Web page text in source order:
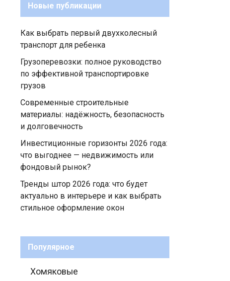
Новые публикации
Как выбрать первый двухколесный
транспорт для ребенка
Грузоперевозки: полное руководство
по эффективной транспортировке
грузов
Современные строительные
материалы: надёжность, безопасность
и долговечность
Инвестиционные горизонты 2026 года:
что выгоднее — недвижимость или
фондовый рынок?
Тренды штор 2026 года: что будет
актуально в интерьере и как выбрать
стильное оформление окон
Популярное
Хомяковые